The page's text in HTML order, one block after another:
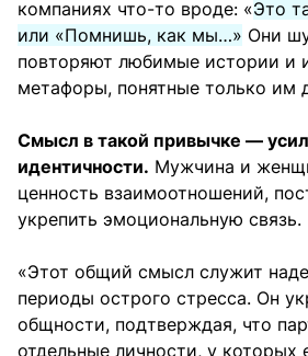
компаниях что-то вроде: «Это
или «Помнишь, как мы…» Они
повторяют любимые истории и
метафоры, понятные только им
Смысл в такой привычке —
идентичности. Мужчина и
ценность взаимоотношений,
укрепить эмоциональную связь.
«Этот общий смысл служит
периоды острого стресса. Он
общности, подтверждая, что
отдельные личности, у которых